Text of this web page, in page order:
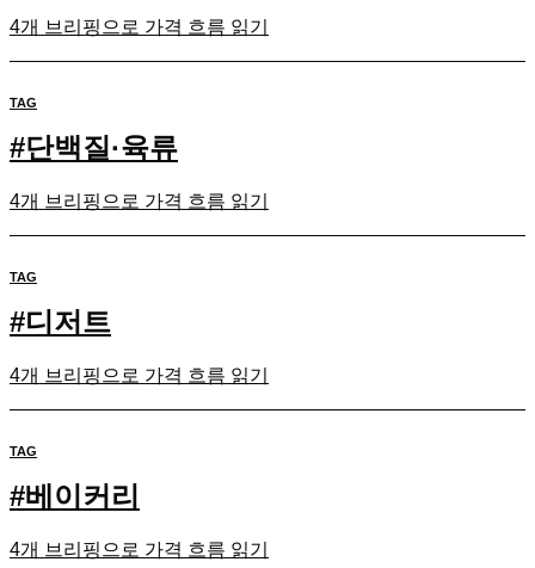
4개 브리핑으로 가격 흐름 읽기
TAG
#단백질·육류
4개 브리핑으로 가격 흐름 읽기
TAG
#디저트
4개 브리핑으로 가격 흐름 읽기
TAG
#베이커리
4개 브리핑으로 가격 흐름 읽기